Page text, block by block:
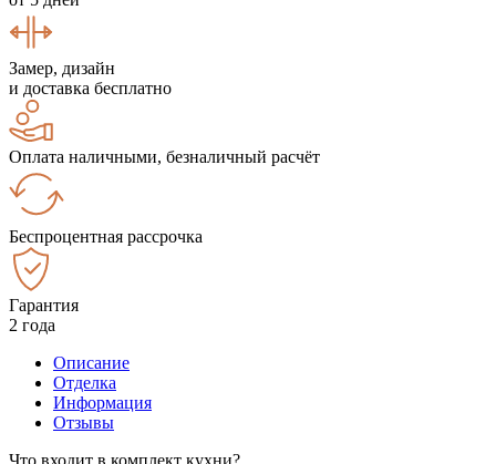
Замер, дизайн
и доставка бесплатно
Оплата наличными, безналичный расчёт
Беспроцентная рассрочка
Гарантия
2 года
Описание
Отделка
Информация
Отзывы
Что входит в комплект кухни?